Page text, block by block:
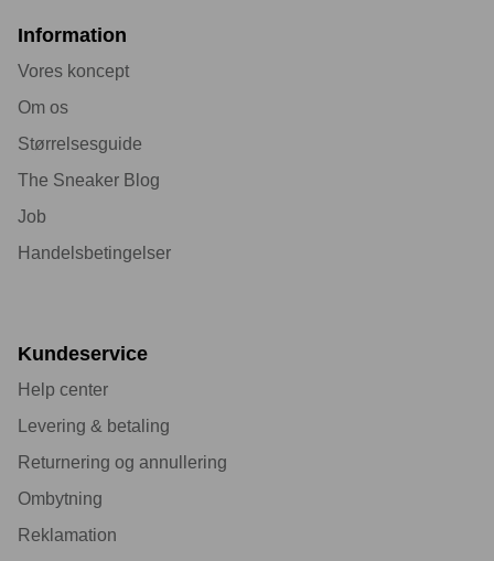
Information
Vores koncept
Om os
Størrelsesguide
The Sneaker Blog
Job
Handelsbetingelser
Kundeservice
Help center
Levering & betaling
Returnering og annullering
Ombytning
Reklamation